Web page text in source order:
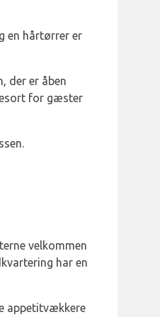
en hårtørrer er
der er åben
for gæster
velkommen
har en
appetitvækkere